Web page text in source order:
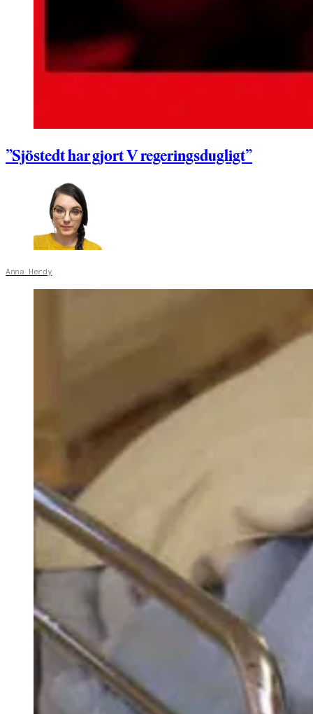
”Sjöstedt har gjort V regeringsdugligt”
Anna Herdy